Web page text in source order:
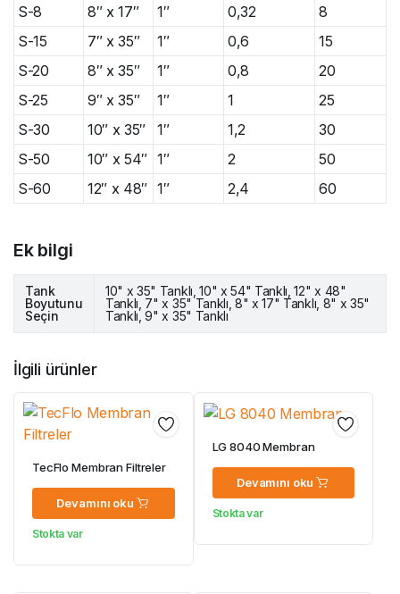
S-8 8″ x 17″ 1″ 0,32
8
S-15
7″ x 35″ 1″ 0,6
15
S-20
8″ x 35″ 1″ 0,8
20
S-25
9″ x 35″ 1″ 1
25
S-30
10″ x 35″ 1″ 1,2
30
S-50
10″ x 54″ 1″ 2
50
S-60
12″ x 48″ 1″ 2,4 60
Ek bilgi
Tank
Boyutunu
Seçin
10" x 35" Tanklı, 10" x 54" Tanklı, 12" x 48"
Tanklı, 7" x 35" Tanklı, 8" x 17" Tanklı, 8" x 35"
Tanklı, 9" x 35" Tanklı
İlgili ürünler
TecFlo Membran Filtreler
Devamını oku
Stokta var
LG 8040 Membran
Devamını oku
Stokta var